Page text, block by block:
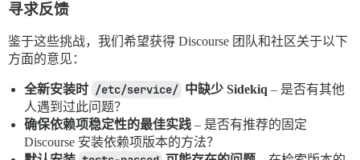
寻求反馈
鉴于这些挑战，我们希望获得 Discourse 团队和社区关于以下
方面的意见：
全新安装时 /etc/service/ 中缺少 Sidekiq – 是否有其他
人遇到过此问题？
确保依赖项稳定性的最佳实践 – 是否有推荐的固定
Discourse 安装依赖项版本的方法？